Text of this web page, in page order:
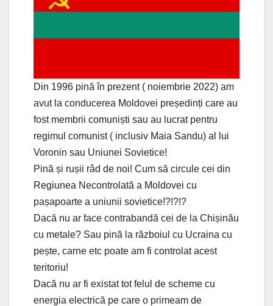
Din 1996 pină în prezent ( noiembrie 2022) am
avut la conducerea Moldovei președinți care au
fost membrii comuniști sau au lucrat pentru
regimul comunist ( inclusiv Maia Sandu) al lui
Voronin sau Uniunei Sovietice!
Pină și rușii râd de noi! Cum să circule cei din
Regiunea Necontrolată a Moldovei cu
pașapoarte a uniunii sovietice!?!?!?
Dacă nu ar face contrabandă cei de la Chișinău
cu metale? Sau pină la războiul cu Ucraina cu
pește, carne etc poate am fi controlat acest
teritoriu!
Dacă nu ar fi existat tot felul de scheme cu
energia electrică pe care o primeam de